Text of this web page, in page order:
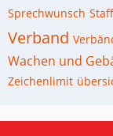
Sprechwunsch
Verband
Wachen und
Zeichenlimit